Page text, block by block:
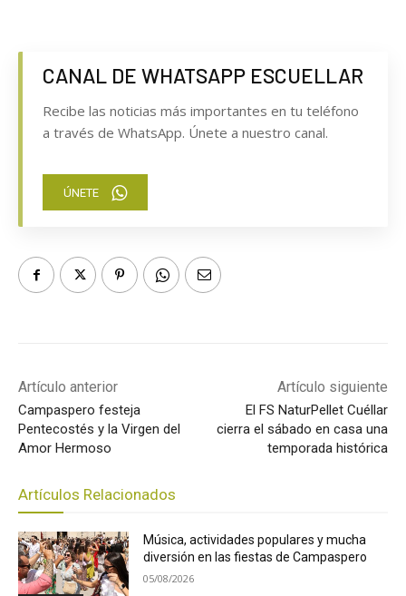
CANAL DE WHATSAPP ESCUELLAR
Recibe las noticias más importantes en tu teléfono
a través de WhatsApp. Únete a nuestro canal.
ÚNETE
Artículo anterior
Campaspero festeja
Pentecostés y la Virgen del
Amor Hermoso
Artículo siguiente
El FS NaturPellet Cuéllar
cierra el sábado en casa una
temporada histórica
Artículos Relacionados
Música, actividades populares y mucha
diversión en las fiestas de Campaspero
05/08/2026